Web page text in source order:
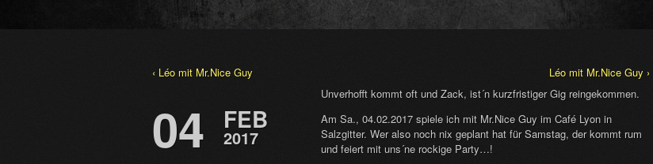
‹ Léo mit Mr.Nice Guy Léo mit Mr.Nice Guy ›
04 FEB
2017
Unverhofft kommt oft und Zack, ist´n kurzfristiger Gig reingekommen.
Am Sa., 04.02.2017 spiele ich mit Mr.Nice Guy im Café Lyon in
Salzgitter. Wer also noch nix geplant hat für Samstag, der kommt rum
und feiert mit uns´ne rockige Party…!